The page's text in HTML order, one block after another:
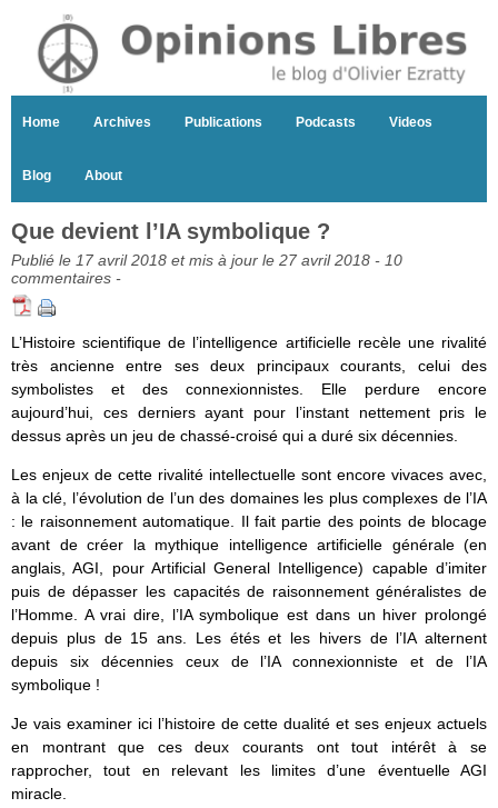
Home Archives Publications Podcasts Videos
Blog About
Que devient l’IA symbolique ?
Publié le 17 avril 2018 et mis à jour le 27 avril 2018 - 10
commentaires -
L’Histoire scientifique de l’intelligence artificielle recèle une rivalité
très ancienne entre ses deux principaux courants, celui des
symbolistes et des connexionnistes. Elle perdure encore
aujourd’hui, ces derniers ayant pour l’instant nettement pris le
dessus après un jeu de chassé-croisé qui a duré six décennies.
Les enjeux de cette rivalité intellectuelle sont encore vivaces avec,
à la clé, l’évolution de l’un des domaines les plus complexes de l’IA
: le raisonnement automatique. Il fait partie des points de blocage
avant de créer la mythique intelligence artificielle générale (en
anglais, AGI, pour Artificial General Intelligence) capable d’imiter
puis de dépasser les capacités de raisonnement généralistes de
l’Homme. A vrai dire, l’IA symbolique est dans un hiver prolongé
depuis plus de 15 ans. Les étés et les hivers de l’IA alternent
depuis six décennies ceux de l’IA connexionniste et de l’IA
symbolique !
Je vais examiner ici l’histoire de cette dualité et ses enjeux actuels
en montrant que ces deux courants ont tout intérêt à se
rapprocher, tout en relevant les limites d’une éventuelle AGI
miracle.